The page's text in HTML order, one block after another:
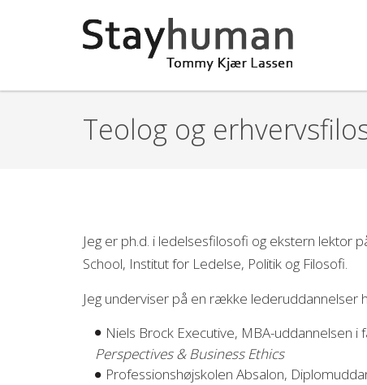
Teolog og
Jeg er ph.d. i ledelsesfilosofi og ekstern lektor
School, Institut for Ledelse, Politik og Filosofi.
Jeg underviser på en række lederuddannelser
Niels Brock Executive, MBA-uddannelsen i
Perspectives & Business Ethics
Professionshøjskolen Absalon,